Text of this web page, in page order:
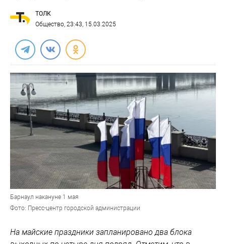
ТОЛК
Общество, 23:43, 15.03.2025
Барнаул накануне 1 мая
Фото: Пресс-центр городской администрации
На майские праздники запланировано два блока